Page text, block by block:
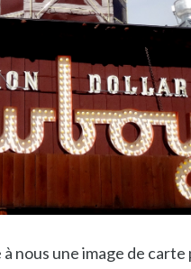
à nous une image de